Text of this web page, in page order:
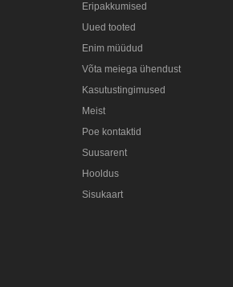
Eripakkumised
Uued tooted
Enim müüdud
Võta meiega ühendust
Kasutustingimused
Meist
Poe kontaktid
Suusarent
Hooldus
Sisukaart